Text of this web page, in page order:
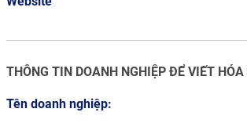
THÔNG TIN DOANH NGHIỆP ĐỂ VIẾT
Tên doanh nghiệp: